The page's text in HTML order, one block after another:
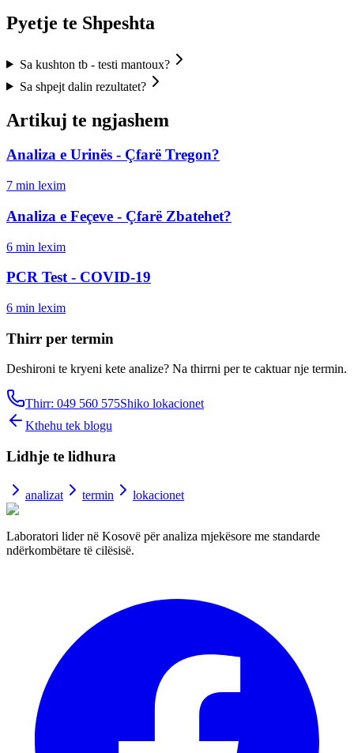
Pyetje te Shpeshta
Sa kushton tb - testi mantoux?
Sa shpejt dalin rezultatet?
Artikuj te ngjashem
Analiza e Urinës - Çfarë Tregon?
7 min lexim
Analiza e Feçeve - Çfarë Zbatehet?
6 min lexim
PCR Test - COVID-19
6 min lexim
Thirr per termin
Deshironi te kryeni kete analize? Na thirrni per te caktuar nje termin.
Thirr: 049 560 575Shiko lokacionet
Kthehu tek blogu
Lidhje te lidhura
analizat termin lokacionet
Laboratori lider në Kosovë për analiza mjekësore me standarde
ndërkombëtare të cilësisë.